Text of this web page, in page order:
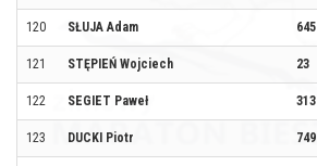
120 SŁUJA Adam 645
121 STĘPIEŃ Wojciech 23
122 SEGIET Paweł 313
123 DUCKI Piotr 749